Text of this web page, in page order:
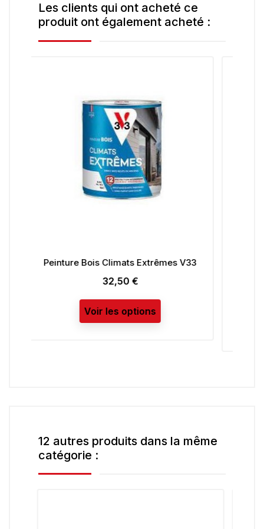
Les clients qui ont acheté ce
produit ont également acheté :
Peinture De Rénovation EASY RENO
Voir les options
12 autres produits dans la même
catégorie :